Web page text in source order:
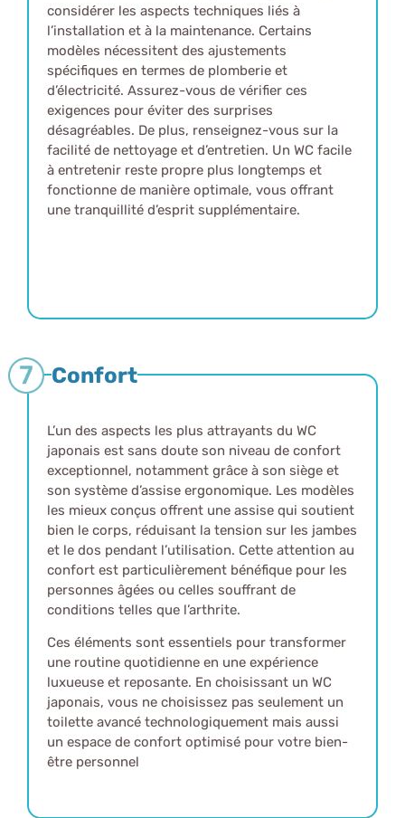
considérer les aspects techniques liés à
l’installation et à la maintenance. Certains
modèles nécessitent des ajustements
spécifiques en termes de plomberie et
d’électricité. Assurez-vous de vérifier ces
exigences pour éviter des surprises
désagréables. De plus, renseignez-vous sur la
facilité de nettoyage et d’entretien. Un WC facile
à entretenir reste propre plus longtemps et
fonctionne de manière optimale, vous offrant
une tranquillité d’esprit supplémentaire.
Confort
L’un des aspects les plus attrayants du WC
japonais est sans doute son niveau de confort
exceptionnel, notamment grâce à son siège et
son système d’assise ergonomique. Les modèles
les mieux conçus offrent une assise qui soutient
bien le corps, réduisant la tension sur les jambes
et le dos pendant l’utilisation. Cette attention au
confort est particulièrement bénéfique pour les
personnes âgées ou celles souffrant de
conditions telles que l’arthrite.
Ces éléments sont essentiels pour transformer
une routine quotidienne en une expérience
luxueuse et reposante. En choisissant un WC
japonais, vous ne choisissez pas seulement un
toilette avancé technologiquement mais aussi
un espace de confort optimisé pour votre bien-
être personnel